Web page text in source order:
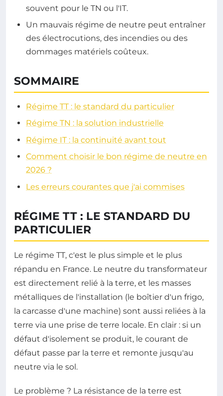
souvent pour le TN ou l'IT.
Un mauvais régime de neutre peut entraîner
des électrocutions, des incendies ou des
dommages matériels coûteux.
SOMMAIRE
Régime TT : le standard du particulier
Régime TN : la solution industrielle
Régime IT : la continuité avant tout
Comment choisir le bon régime de neutre en
2026 ?
Les erreurs courantes que j'ai commises
RÉGIME TT : LE STANDARD DU
PARTICULIER
Le régime TT, c'est le plus simple et le plus
répandu en France. Le neutre du transformateur
est directement relié à la terre, et les masses
métalliques de l'installation (le boîtier d'un frigo,
la carcasse d'une machine) sont aussi reliées à la
terre via une prise de terre locale. En clair : si un
défaut d'isolement se produit, le courant de
défaut passe par la terre et remonte jusqu'au
neutre via le sol.
Le problème ? La résistance de la terre est